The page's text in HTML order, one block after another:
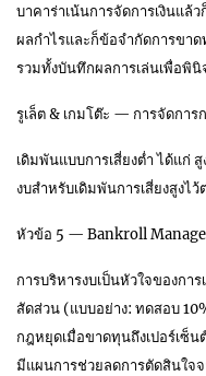
บาคาร่าเน้นการจัดการเงินแล้
ผลกำไรและก็ข้อจำกัดการขา
รวมทั้งบันทึกผลการเล่นเพื่อพิ
รูเล็ต & เกมโต๊ะ — การจัดการ
เดิมพันแบบการเสี่ยงต่ำ ได้แก่
งบสำหรับเดิมพันการเสี่ยงสูงไ
หัวข้อ 5 — Bankroll
การบริหารงบเป็นหัวใจของกา
สัดส่วน (แบบอย่าง: ทดสอบ
กฎหยุดเมื่อขาดทุนถึงเปอร์เซ็
มีแผนการช่วยลดการตัดสินใจ